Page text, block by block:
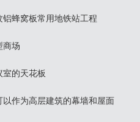
蜂窝板常用地铁站工程
场
的天花板
作为高层建筑的幕墙和屋面